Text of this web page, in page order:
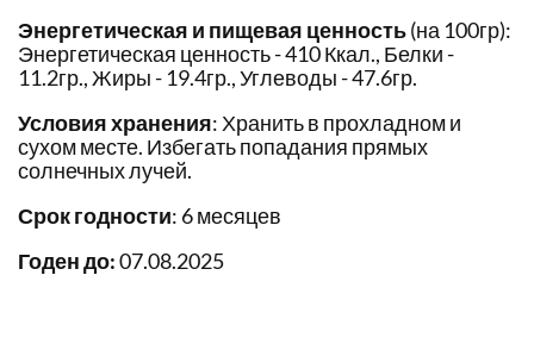
Энергетическая и пищевая ценность(на 100гр):
Энергетическая ценность - 410 Ккал., Белки -
11.2гр., Жиры - 19.4гр., Углеводы - 47.6гр.
Условия хранения: Хранить в прохладном и
сухом месте. Избегать попадания прямых
солнечных лучей.
Срок годности: 6 месяцев
Годен до:07.08.2025